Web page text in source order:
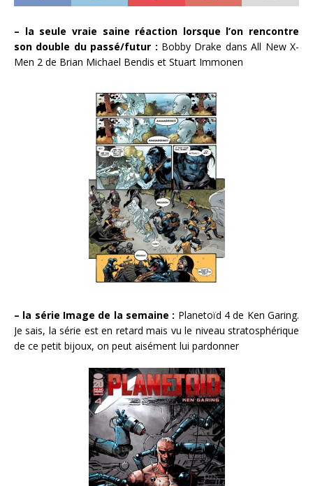
– la seule vraie saine réaction lorsque l’on rencontre
son double du passé/futur : Bobby Drake dans All New X-
Men 2 de Brian Michael Bendis et Stuart Immonen
– la série Image de la semaine : Planetoïd 4 de Ken Garing.
Je sais, la série est en retard mais vu le niveau stratosphérique
de ce petit bijoux, on peut aisément lui pardonner